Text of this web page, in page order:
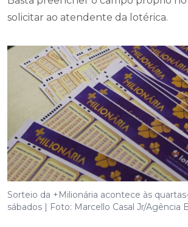
solicitar ao atendente da lotérica.
Sorteio da +Milionária acontece às
sábados | Foto: Marcello Casal Jr/Agência